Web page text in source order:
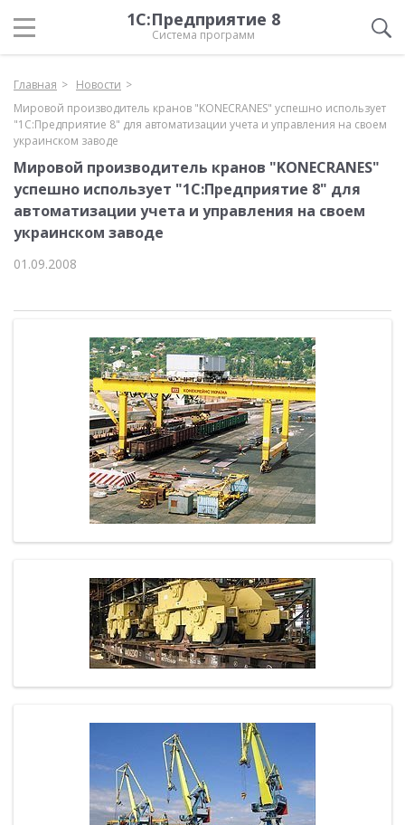
1С:Предприятие 8
Система программ
Главная
Новости
Мировой производитель кранов "KONECRANES" успешно использует
"1С:Предприятие 8" для автоматизации учета и управления на своем
украинском заводе
Мировой производитель кранов "KONECRANES"
успешно использует "1С:Предприятие 8" для
автоматизации учета и управления на своем
украинском заводе
01.09.2008